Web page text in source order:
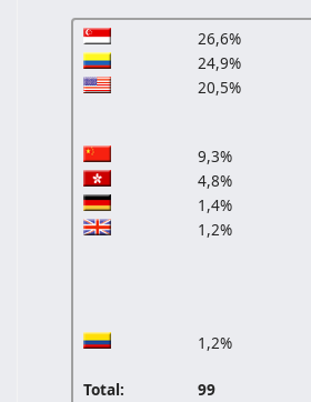
26,6%
24,9%
20,5%
9,3%
4,8%
1,4%
1,2%
1,2%
Total: 99